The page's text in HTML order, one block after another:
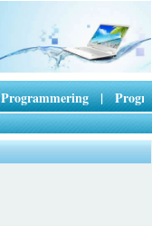
Programmering |